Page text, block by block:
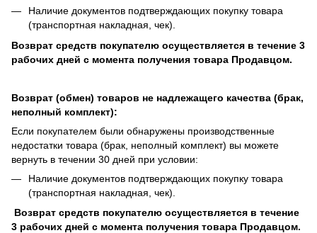
Наличие документов подтверждающих покупку товара
(транспортная накладная, чек).
Возврат средств покупателю осуществляется в течение 3
рабочих дней с момента получения товара Продавцом.
Возврат (обмен) товаров не надлежащего качества (брак,
неполный комплект):
Если покупателем были обнаружены производственные
недостатки товара (брак, неполный комплект) вы можете
вернуть в течении 30 дней при условии:
Наличие документов подтверждающих покупку товара
(транспортная накладная, чек).
Возврат средств покупателю осуществляется в течение
3 рабочих дней с момента получения товара Продавцом.